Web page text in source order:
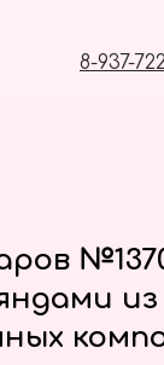
8-937-